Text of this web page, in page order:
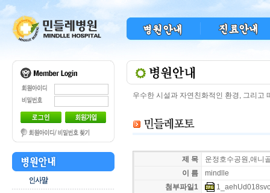
우수한 시설과 자연친화적인 환경, 그리고
제 목
운정호수공원,애니
이 름
mindlle
첨부파일1